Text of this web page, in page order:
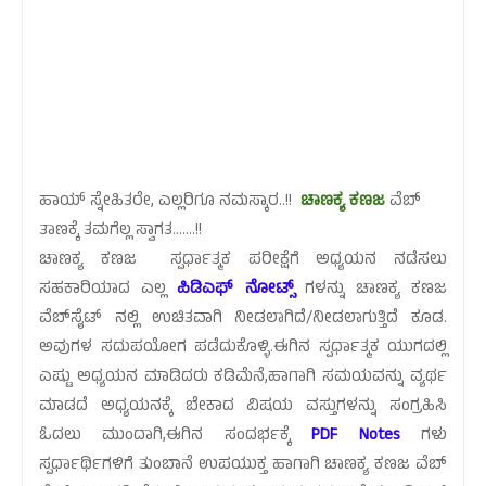
ಹಾಯ್ ಸ್ನೇಹಿತರೇ, ಎಲ್ಲರಿಗೂ ನಮಸ್ಕಾರ..!! ಚಾಣಕ್ಯ ಕಣಜವೆಬ್
ತಾಣಕ್ಕೆ ತಮಗೆಲ್ಲ ಸ್ವಾಗತ.......!!
ಚಾಣಕ್ಯ ಕಣಜ ಸ್ಪರ್ಧಾತ್ಮಕ ಪರೀಕ್ಷೆಗೆ ಅಧ್ಯಯನ ನಡೆಸಲು
ಸಹಕಾರಿಯಾದ ಎಲ್ಲಪಿಡಿಎಫ್ ನೋಟ್ಸ್ ಗಳನ್ನು ಚಾಣಕ್ಯ ಕಣಜ
ವೆಬ್‌ಸೈಟ್ ನಲ್ಲಿ ಉಚಿತವಾಗಿ ನೀಡಲಾಗಿದೆ/ನೀಡಲಾಗುತ್ತಿದೆ ಕೂಡ.
ಅವುಗಳ ಸದುಪಯೋಗ ಪಡೆದುಕೊಳ್ಳಿ.ಈಗಿನ ಸ್ಪರ್ಧಾತ್ಮಕ ಯುಗದಲ್ಲಿ
ಎಷ್ಟು ಅಧ್ಯಯನ ಮಾಡಿದರು ಕಡಿಮೆನೆ,ಹಾಗಾಗಿ ಸಮಯವನ್ನು ವ್ಯರ್ಥ
ಮಾಡದೆ ಅಧ್ಯಯನಕ್ಕೆ ಬೇಕಾದ ವಿಷಯ ವಸ್ತುಗಳನ್ನು ಸಂಗ್ರಹಿಸಿ
ಓದಲು ಮುಂದಾಗಿ,ಈಗಿನ ಸಂದರ್ಭಕ್ಕೆPDF Notesಗಳು
ಸ್ಪರ್ಧಾರ್ಥಿಗಳಿಗೆ ತುಂಬಾನೆ ಉಪಯುಕ್ತ ಹಾಗಾಗಿ ಚಾಣಕ್ಯ ಕಣಜ ವೆಬ್